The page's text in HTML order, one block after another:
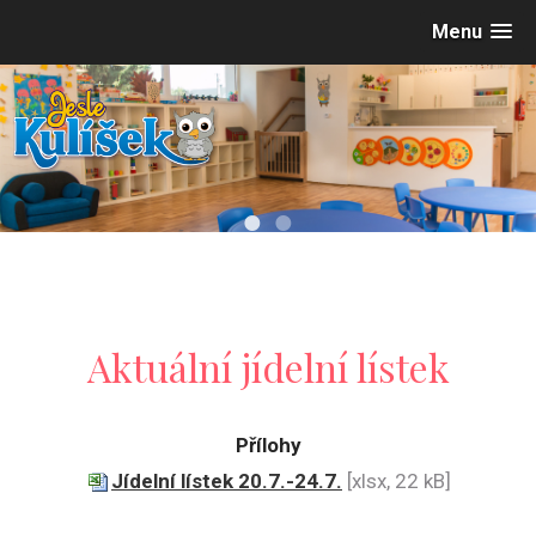
Menu
••
Aktuální jídelní lístek
Přílohy
Jídelní lístek 20.7.-24.7. [xlsx, 22 kB]